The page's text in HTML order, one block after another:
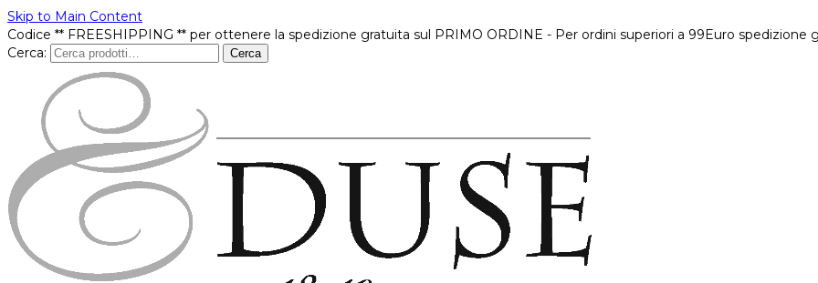
Skip to Main Content
Codice ** FREESHIPPING ** per ottenere la spedizione gratuita sul PRIMO ORDINE - Per ordini superiori a 99Euro spedizione
Cerca:
Cerca